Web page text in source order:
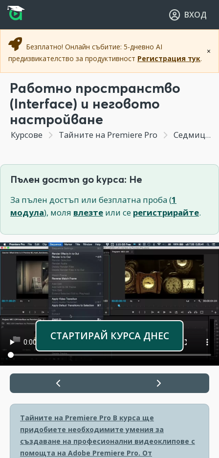
Прескочи към основното съдържание
Прескочи към навигацията
ВХОД
×
Безплатно! Онлайн събитие: 5-дневно AI
предизвикателство за продуктивност Регистрация тук.
Работно пространство
(Interface) и неговото
настройване
Курсове Тайните на Premiere Pro Седмица 1 - Въведение в Adobe Premiere Pro
Пълен достъп до курса: Не
За пълен достъп или безплатна проба (1
модула), моля влезте или се регистрирайте.
СТАРТИРАЙ КУРСА ДНЕС
Тайните на Premiere Pro В курса ще
придобиете необходимите умения за
създаване на професионални видеоклипове с
помощта на Adobe Premiere Pro. От